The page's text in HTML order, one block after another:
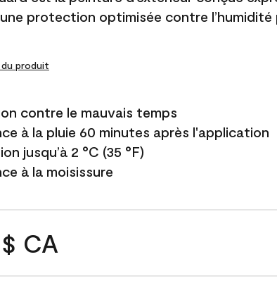
protection optimisée contre l’humidité
produit
contre le mauvais temps
à la pluie 60 minutes après l'application
jusqu’à 2 °C (35 °F)
à la moisissure
CA